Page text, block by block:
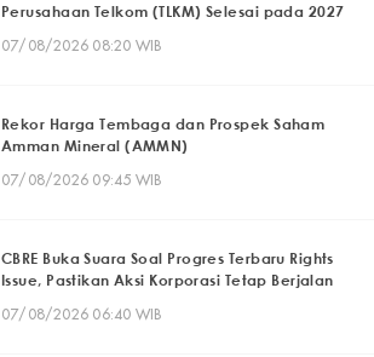
Perusahaan Telkom (TLKM) Selesai pada 2027
07/08/2026 08:20 WIB
Rekor Harga Tembaga dan Prospek Saham
Amman Mineral (AMMN)
07/08/2026 09:45 WIB
CBRE Buka Suara Soal Progres Terbaru Rights
Issue, Pastikan Aksi Korporasi Tetap Berjalan
07/08/2026 06:40 WIB